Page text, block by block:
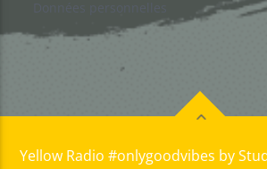
Yellow Radio #onlygoodvibes by